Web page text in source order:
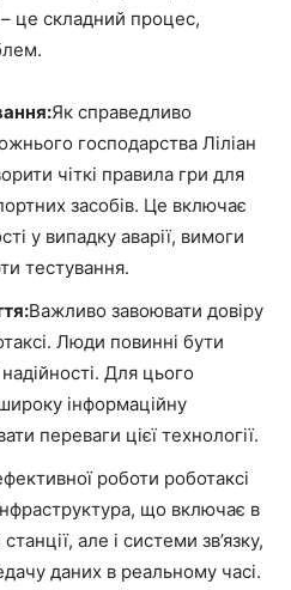
це складний процес,
Як справедливо
господарства Ліліан
чіткі правила гри для
засобів. Це включає
у випадку аварії, вимоги
тестування.
Важливо завоювати довіру
Люди повинні бути
надійності. Для цього
інформаційну
переваги цієї технології.
роботи роботаксі
що включає в
але і системи зв’язку,
даних в реальному часі.